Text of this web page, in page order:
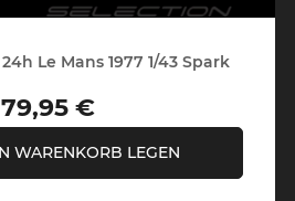
Le Mans 1977 1/43 Spark
Preis
79,95 €
WARENKORB LEGEN